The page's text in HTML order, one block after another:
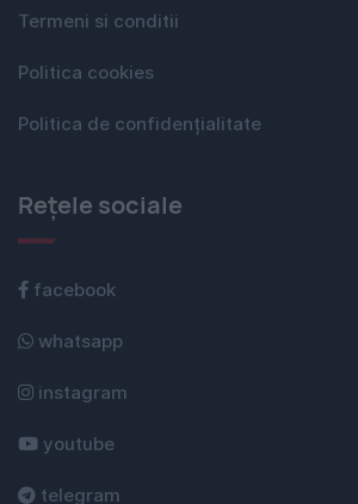
Termeni si conditii
Politica cookies
Politica de confidențialitate
Rețele sociale
facebook
whatsapp
instagram
youtube
telegram